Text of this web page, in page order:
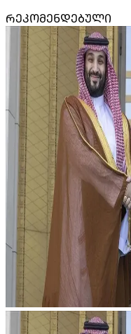
ᲠᲔᲙᲝᲛᲔᲜᲓᲔᲑᲣᲚᲘ